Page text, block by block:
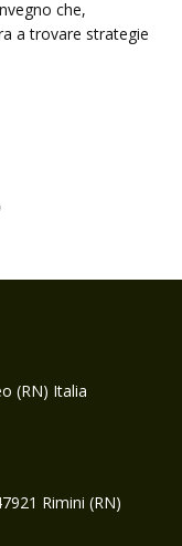
che,
a trovare strategie
(RN) Italia
Rimini (RN)